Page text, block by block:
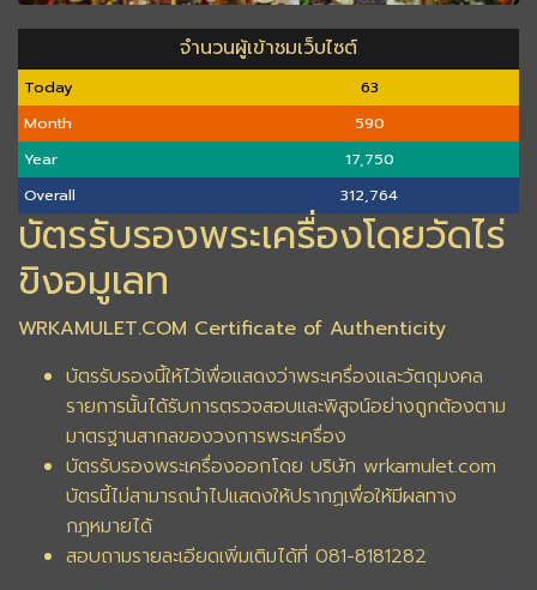
จำนวนผู้เข้าชมเว็บไซต์
Today
63
Month
590
Year
17,750
Overall
312,764
บัตรรับรองพระเครื่องโดยวัดไร่
ขิงอมูเลท
WRKAMULET.COM Certificate of Authenticity
บัตรรับรองนี้ให้ไว้เพื่อแสดงว่าพระเครื่องและวัตถุมงคล
รายการนั้นได้รับการตรวจสอบและพิสูจน์อย่างถูกต้องตาม
มาตรฐานสากลของวงการพระเครื่อง
บัตรรับรองพระเครื่องออกโดย บริษัท wrkamulet.com
บัตรนี้ไม่สามารถนำไปแสดงให้ปรากฏเพื่อให้มีผลทาง
กฎหมายได้
สอบถามรายละเอียดเพิ่มเติมได้ที่ 081-8181282